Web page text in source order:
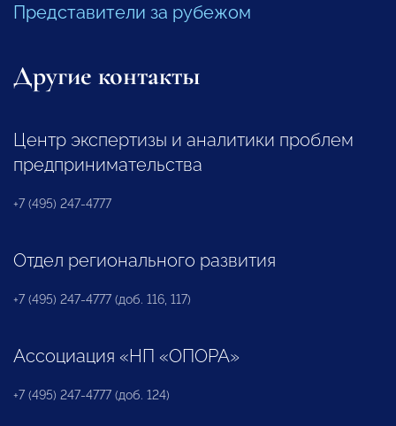
Представители за рубежом
Другие контакты
Центр экспертизы и аналитики проблем
предпринимательства
+7 (495) 247-4777
Отдел регионального развития
+7 (495) 247-4777 (доб. 116, 117)
Ассоциация «НП «ОПОРА»
+7 (495) 247-4777 (доб. 124)